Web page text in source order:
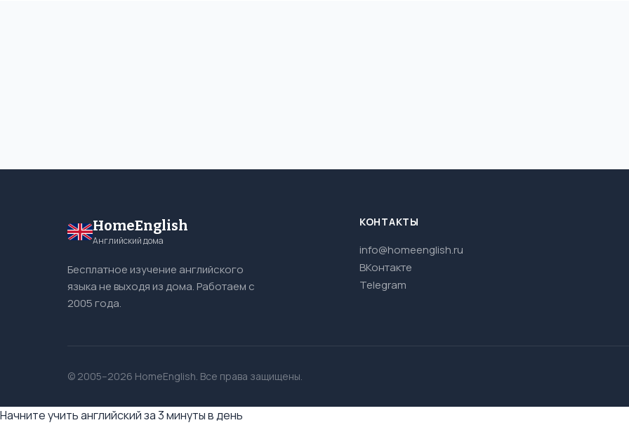
HomeEnglish
Английский дома
Бесплатное изучение английского
языка не выходя из дома. Работаем с
2005 года.
КОНТАКТЫ
info@homeenglish.ru
ВКонтакте
Telegram
© 2005–2026 HomeEnglish. Все права защищены.
Начните учить английский за 3 минуты в день